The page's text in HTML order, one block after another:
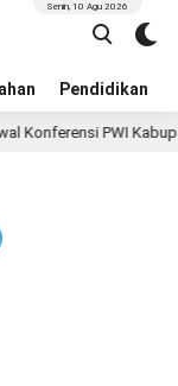
Pendidikan
Senin, 10 Agu 2026
PWI Kabupaten